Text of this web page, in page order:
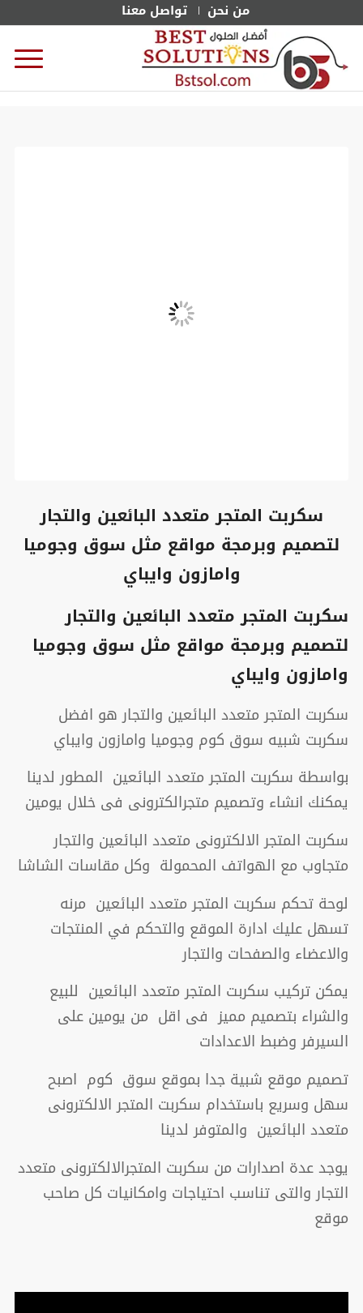
من نحن تواصل معنا
سكربت المتجر متعدد البائعين والتجار
لتصميم وبرمجة مواقع مثل سوق وجوميا
وامازون وايباي
سكربت المتجر متعدد البائعين والتجار
لتصميم وبرمجة مواقع مثل سوق وجوميا
وامازون وايباي
سكربت المتجر متعدد البائعين والتجار هو افضل
سكربت شبيه سوق كوم وجوميا وامازون وايباي
بواسطة سكربت المتجر متعدد البائعين المطور لدينا
يمكنك انشاء وتصميم متجرالكترونى فى خلال يومين
سكربت المتجر الالكترونى متعدد البائعين والتجار
متجاوب مع الهواتف المحمولة وكل مقاسات الشاشا
لوحة تحكم سكربت المتجر متعدد البائعين مرنه
تسهل عليك ادارة الموقع والتحكم في المنتجات
والاعضاء والصفحات والتجار
يمكن تركيب سكربت المتجر متعدد البائعين للبيع
والشراء بتصميم مميز فى اقل من يومين على
السيرفر وضبط الاعدادات
تصميم موقع شبية جدا بموقع سوق كوم اصبح
سهل وسريع باستخدام سكربت المتجر الالكترونى
متعدد البائعين والمتوفر لدينا
يوجد عدة اصدارات من سكربت المتجرالالكترونى متعدد
التجار والتى تناسب احتياجات وامكانيات كل صاحب
موقع